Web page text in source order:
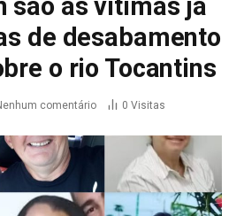
são as vítimas já
de desabamento
o rio Tocantins
comentário 0 Visitas